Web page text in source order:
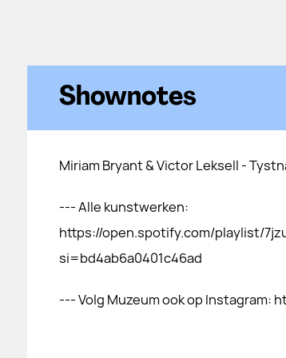
Shownotes
Miriam Bryant & Victor Leksell -
--- Alle kunstwerken:
https://open.spotify.com/playlist/
si=bd4ab6a0401c46ad
--- Volg Muzeum ook op Instagram: